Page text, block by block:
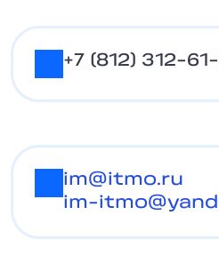
+7 (812) 312-61-31
+7 (812) 312-
im@itmo.ruim-
im@itmo.ru
im-